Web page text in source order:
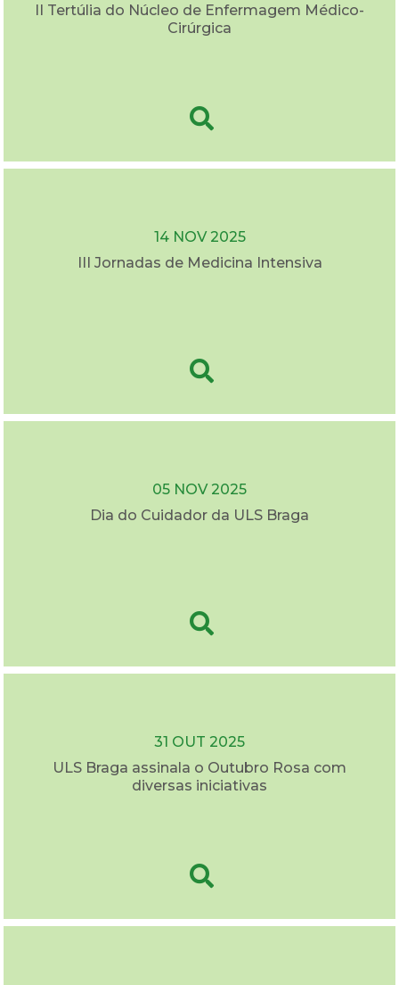
II Tertúlia do Núcleo de Enfermagem Médico-
Cirúrgica
14 NOV 2025
III Jornadas de Medicina Intensiva
05 NOV 2025
Dia do Cuidador da ULS Braga
31 OUT 2025
ULS Braga assinala o Outubro Rosa com
diversas iniciativas